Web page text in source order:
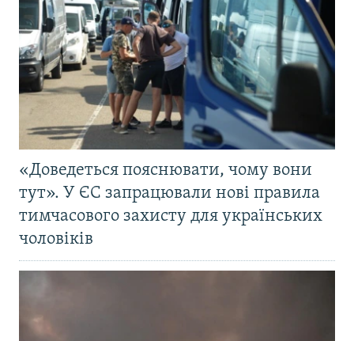
«Доведеться пояснювати, чому вони
тут». У ЄС запрацювали нові правила
тимчасового захисту для українських
чоловіків